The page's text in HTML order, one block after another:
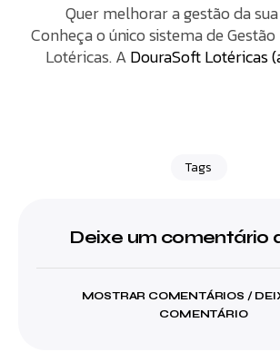
Quer melhorar a gestão da
Conheça o único sistema de
Lotéricas. ADouraSoft Lotéricas
Tags
Deixe um comentário
MOSTRAR COMENTÁRIOS /
COMENTÁRIO